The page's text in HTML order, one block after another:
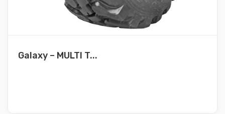
Galaxy – MULTI T...